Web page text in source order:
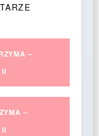
–
–